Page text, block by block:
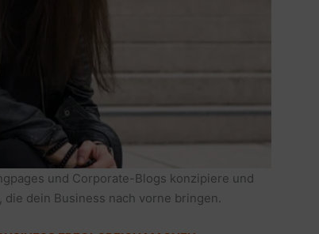
und Corporate-Blogs konzipiere und
dein Business nach vorne bringen.